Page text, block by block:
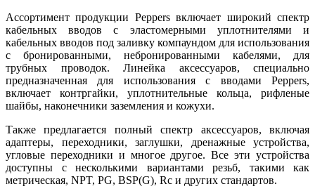
Ассортимент продукции Peppers включает широкий спектр
кабельных вводов с эластомерными уплотнителями и
кабельных вводов под заливку компаундом для использования
с бронированными, небронированными кабелями, для
трубных проводок. Линейка аксессуаров, специально
предназначенная для использования с вводами Peppers,
включает контргайки, уплотнительные кольца, рифленые
шайбы, наконечники заземления и кожухи.
Также предлагается полный спектр аксессуаров, включая
адаптеры, переходники, заглушки, дренажные устройства,
угловые переходники и многое другое. Все эти устройства
доступны с несколькими вариантами резьб, такими как
метрическая, NPT, PG, BSP(G), Rc и других стандартов.